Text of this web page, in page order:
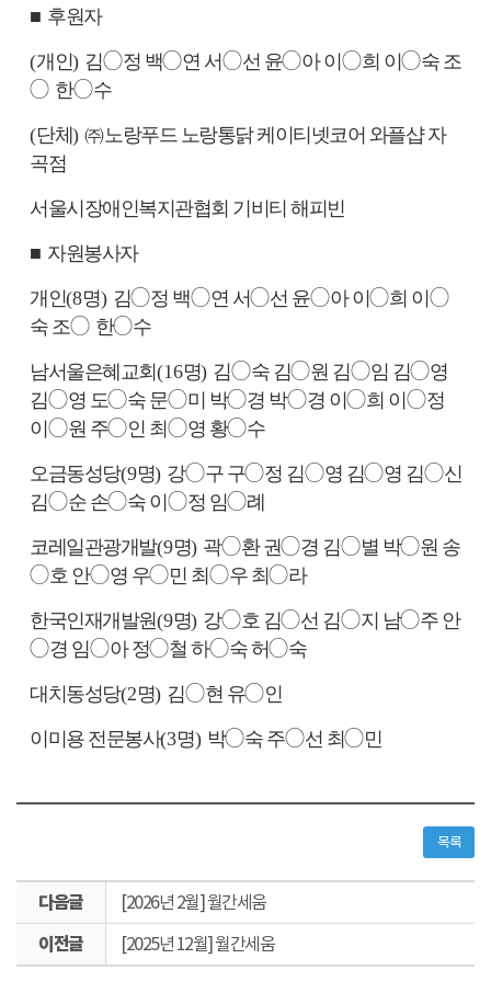
■ 후원자
(개인) 김◯정 백◯연 서◯선 윤◯아 이◯희 이◯숙 조
◯ 한◯수
(단체) ㈜노랑푸드 노랑통닭 케이티넷코어 와플샵 자
곡점
서울시장애인복지관협회 기비티 해피빈
■ 자원봉사자
개인(8명) 김◯정 백◯연 서◯선 윤◯아 이◯희 이◯
숙 조◯ 한◯수
남서울은혜교회(16명) 김◯숙 김◯원 김◯임 김◯영
김◯영 도◯숙 문◯미 박◯경 박◯경 이◯희 이◯정
이◯원 주◯인 최◯영 황◯수
오금동성당(9명) 강◯구 구◯정 김◯영 김◯영 김◯신
김◯순 손◯숙 이◯정 임◯례
코레일관광개발(9명) 곽◯환 권◯경 김◯별 박◯원 송
◯호 안◯영 우◯민 최◯우 최◯라
한국인재개발원(9명) 강◯호 김◯선 김◯지 남◯주 안
◯경 임◯아 정◯철 하◯숙 허◯숙
대치동성당(2명) 김◯현 유◯인
이미용 전문봉사(3명) 박◯숙 주◯선 최◯민
목록
[2026년 2월] 월간세움
[2025년 12월] 월간세움